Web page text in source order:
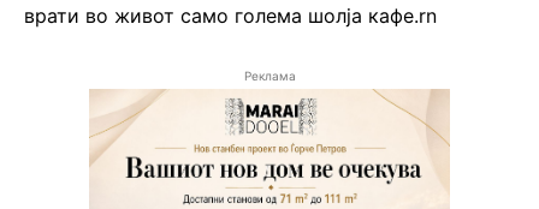
врати во живот само голема шолја кафе.rn
Реклама